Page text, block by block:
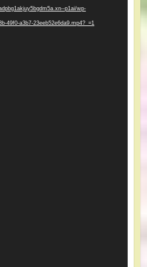
p1ai/wp-
49f0-a3b7-23eeb52e6da9.mp4?_=1